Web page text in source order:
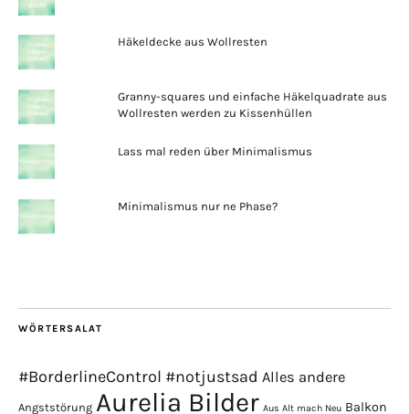
Häkeldecke aus Wollresten
Granny-squares und einfache Häkelquadrate aus
Wollresten werden zu Kissenhüllen
Lass mal reden über Minimalismus
Minimalismus nur ne Phase?
WÖRTERSALAT
#BorderlineControl #notjustsad Alles andere
Angststörung Aurelia Bilder Aus Alt mach Neu Balkon